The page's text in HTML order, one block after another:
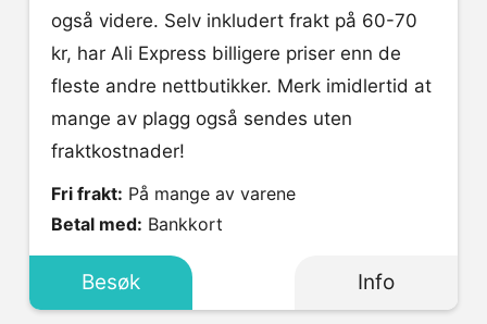
også videre. Selv inkludert frakt på 60-70
kr, har Ali Express billigere priser enn de
fleste andre nettbutikker. Merk imidlertid at
mange av plagg også sendes uten
fraktkostnader!
Fri frakt: På mange av varene
Betal med: Bankkort
Besøk Info